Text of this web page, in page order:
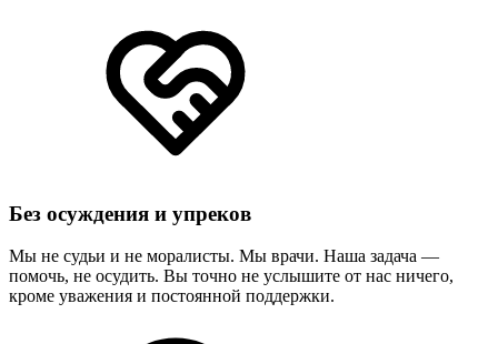
Без осуждения и упреков
Мы не судьи и не моралисты. Мы врачи. Наша задача —
помочь, не осудить. Вы точно не услышите от нас ничего,
кроме уважения и постоянной поддержки.